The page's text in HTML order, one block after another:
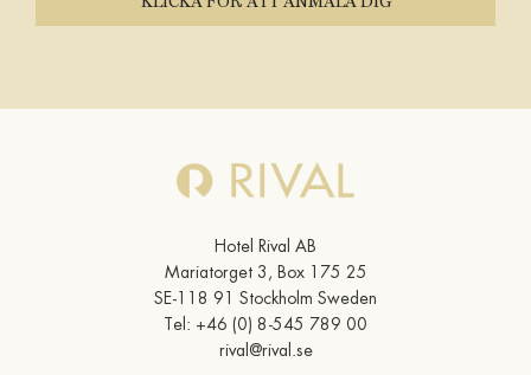
INTRESSEANMÄLAN
OM RIVAL
KONTAKT
OM HOTEL RIVAL
ÖPPETTIDER
PRESENTKORT
Hotel Rival AB
Mariatorget 3, Box 175 25
SE-118 91 Stockholm Sweden
Tel: +46 (0) 8-545 789 00
rival@rival.se